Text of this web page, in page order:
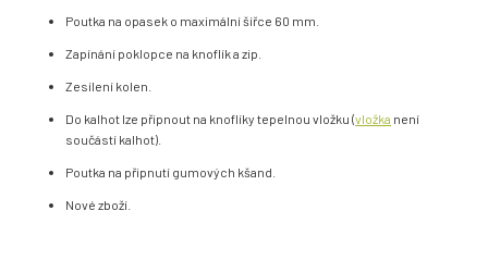
Poutka na opasek o maximální šířce 60 mm.
Zapínání poklopce na knoflík a zip.
Zesílení kolen.
Do kalhot lze připnout na knoflíky tepelnou vložku (vložka není
součástí kalhot).
Poutka na připnutí gumových kšand.
Nové zboží.